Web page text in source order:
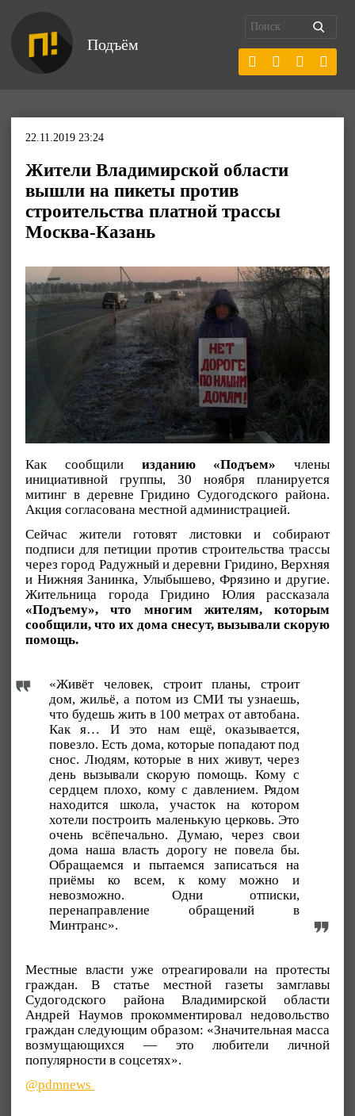
Подъём
22.11.2019 23:24
Жители Владимирской области
вышли на пикеты против
строительства платной трассы
Москва-Казань
Как сообщили изданию «Подъем» члены
инициативной группы, 30 ноября планируется
митинг в деревне Гридино Судогодского района.
Акция согласована местной администрацией.
Сейчас жители готовят листовки и собирают
подписи для петиции против строительства трассы
через город Радужный и деревни Гридино, Верхняя
и Нижняя Занинка, Улыбышево, Фрязино и другие.
Жительница города Гридино Юлия рассказала
«Подъему», что многим жителям, которым
сообщили, что их дома снесут, вызывали скорую
помощь.
«Живёт человек, строит планы, строит
дом, жильё, а потом из СМИ ты узнаешь,
что будешь жить в 100 метрах от автобана.
Как я… И это нам ещё, оказывается,
повезло. Есть дома, которые попадают под
снос. Людям, которые в них живут, через
день вызывали скорую помощь. Кому с
сердцем плохо, кому с давлением. Рядом
находится школа, участок на котором
хотели построить маленькую церковь. Это
очень всёпечально. Думаю, через свои
дома наша власть дорогу не повела бы.
Обращаемся и пытаемся записаться на
приёмы ко всем, к кому можно и
невозможно. Одни отписки,
перенаправление обращений в
Минтранс».
Местные власти уже отреагировали на протесты
граждан. В статье местной газеты замглавы
Судогодского района Владимирской области
Андрей Наумов прокомментировал недовольство
граждан следующим образом: «Значительная масса
возмущающихся — это любители личной
популярности в соцсетях».
@pdmnews